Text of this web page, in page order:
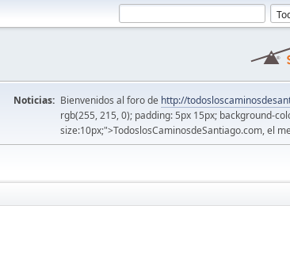
Noticias: Bienvenidos al foro de http://
rgb(255, 215, 0); padding: 5px 15px; background-
size:10px;">TodoslosCaminosdeSantiago.com, el